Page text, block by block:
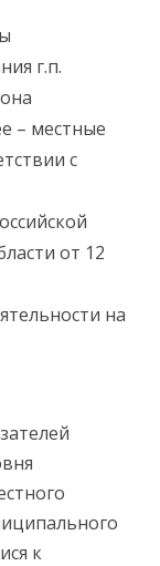
г.п.
– местные
с
от 12
на
к